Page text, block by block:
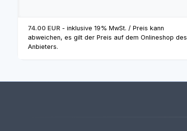
74.00 EUR - inklusive 19% MwSt. / Preis kann
abweichen, es gilt der Preis auf dem Onlineshop des
Anbieters.